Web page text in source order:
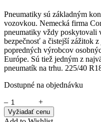
Pneumatiky sú základným
vozovkou. Nemecká firma
pneumatiky vždy poskytovali
bezpečnosť a čistejší zážitok
popredných výrobcov
Európe. Sú tiež jedným z
pneumatík na trhu. 225/40
Dostupné na objednávku
–
+
Vyžiadať cenu